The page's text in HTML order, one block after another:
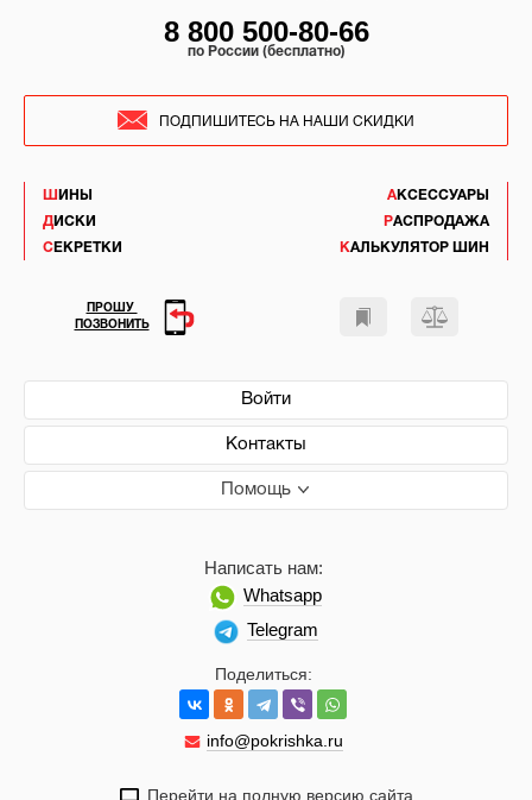
ШИНЫ
ДИСКИ
СЕКРЕТКИ
АКСЕССУАРЫ
РАСПРОДАЖА
КАЛЬКУЛЯТОР ШИН
Войти
Контакты
Помощь
Поделиться:
info@pokrishka.ru
Написать нам:
Whatsapp
Telegram
8 800 500-80-66
по России (бесплатно)
ПОДПИШИТЕСЬ НА НАШИ СКИДКИ
ПРОШУ
ПОЗВОНИТЬ
Перейти на полную версию сайта